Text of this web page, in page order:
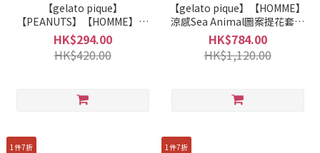
【gelato pique】
【PEANUTS】【HOMME】涼
感半身褲 PMCP262958
HK$294.00
HK$420.00
【gelato pique】【HOMME】
涼感Sea Animal圖案提花套頭
衫+半褲套裝 PMNT262071
HK$784.00
HK$1,120.00
1件7折 1件7折